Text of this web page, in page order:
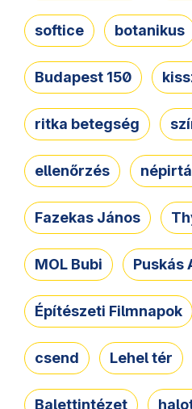
softice botanikus
Budapest 150
ritka betegség
ellenőrzés
Fazekas János
MOL Bubi Puskás
Építészeti Filmnapok
csend Lehel tér
Balettintézet